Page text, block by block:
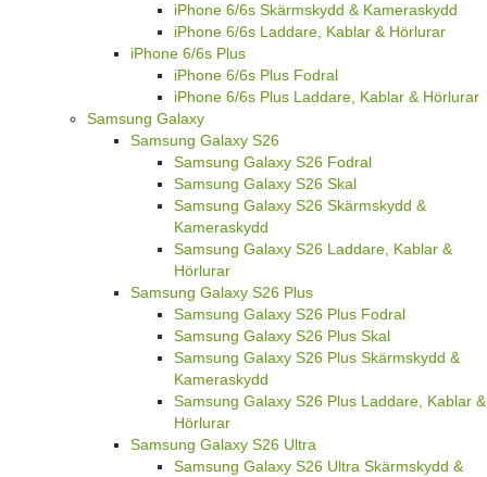
iPhone 6/6s Skärmskydd & Kameraskydd
iPhone 6/6s Laddare, Kablar & Hörlurar
iPhone 6/6s Plus
iPhone 6/6s Plus Fodral
iPhone 6/6s Plus Laddare, Kablar & Hörlurar
Samsung Galaxy
Samsung Galaxy S26
Samsung Galaxy S26 Fodral
Samsung Galaxy S26 Skal
Samsung Galaxy S26 Skärmskydd &
Kameraskydd
Samsung Galaxy S26 Laddare, Kablar &
Hörlurar
Samsung Galaxy S26 Plus
Samsung Galaxy S26 Plus Fodral
Samsung Galaxy S26 Plus Skal
Samsung Galaxy S26 Plus Skärmskydd &
Kameraskydd
Samsung Galaxy S26 Plus Laddare, Kablar &
Hörlurar
Samsung Galaxy S26 Ultra
Samsung Galaxy S26 Ultra Skärmskydd &